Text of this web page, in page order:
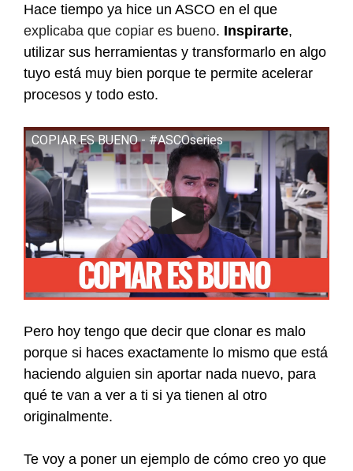
Hace tiempo ya hice un ASCO en el que
explicaba que copiar es bueno. Inspirarte,
utilizar sus herramientas y transformarlo en algo
tuyo está muy bien porque te permite acelerar
procesos y todo esto.
COPIAR ES BUENO - #ASCOseries
Pero hoy tengo que decir que clonar es malo
porque si haces exactamente lo mismo que está
haciendo alguien sin aportar nada nuevo, para
qué te van a ver a ti si ya tienen al otro
originalmente.
Te voy a poner un ejemplo de cómo creo yo que